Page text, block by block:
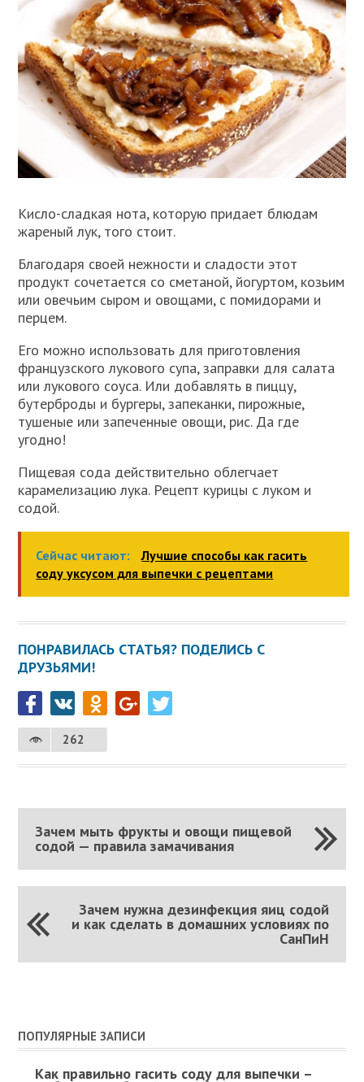
Кисло-сладкая нота, которую придает блюдам
жареный лук, того стоит.
Благодаря своей нежности и сладости этот
продукт сочетается со сметаной, йогуртом, козьим
или овечьим сыром и овощами, с помидорами и
перцем.
Его можно использовать для приготовления
французского лукового супа, заправки для салата
или лукового соуса. Или добавлять в пиццу,
бутерброды и бургеры, запеканки, пирожные,
тушеные или запеченные овощи, рис. Да где
угодно!
Пищевая сода действительно облегчает
карамелизацию лука. Рецепт курицы с луком и
содой.
Сейчас читают:
Лучшие способы как гасить
соду уксусом для выпечки с рецептами
ПОНРАВИЛАСЬ СТАТЬЯ? ПОДЕЛИСЬ С
ДРУЗЬЯМИ!
262
Зачем мыть фрукты и овощи пищевой
содой — правила замачивания
Зачем нужна дезинфекция яиц содой
и как сделать в домашних условиях по
СанПиН
ПОПУЛЯРНЫЕ ЗАПИСИ
Как правильно гасить соду для выпечки –